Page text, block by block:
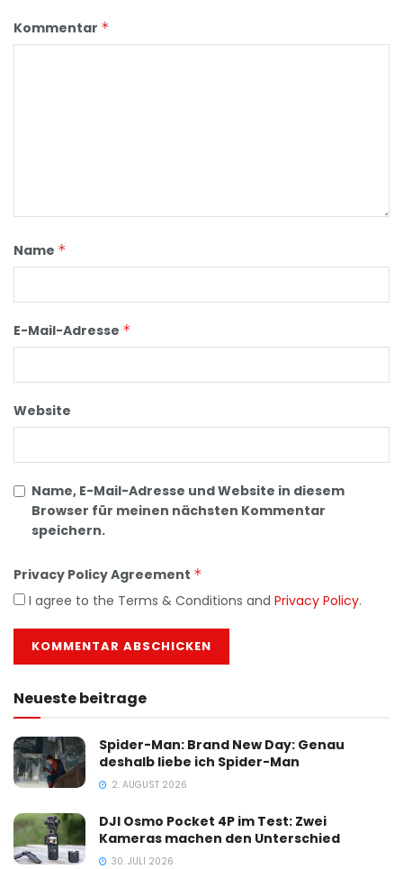
Kommentar *
Name *
E-Mail-Adresse *
Website
Name, E-Mail-Adresse und Website in diesem
Browser für meinen nächsten Kommentar
speichern.
Privacy Policy Agreement *
I agree to the Terms & Conditions and Privacy Policy.
Neueste beitrage
Spider-Man: Brand New Day: Genau
deshalb liebe ich Spider-Man
2. AUGUST 2026
DJI Osmo Pocket 4P im Test: Zwei
Kameras machen den Unterschied
30. JULI 2026